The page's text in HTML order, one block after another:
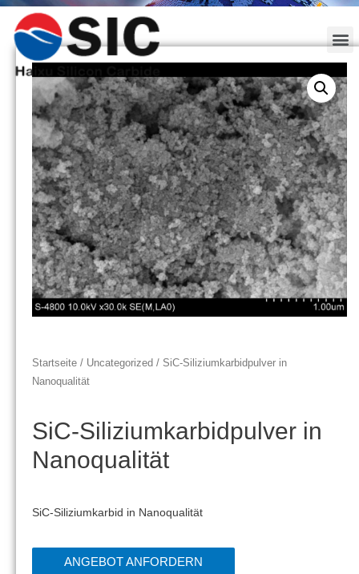
Startseite / Uncategorized / SiC-Siliziumkarbidpulver in
Nanoqualität
SiC-Siliziumkarbidpulver in
Nanoqualität
SiC-Siliziumkarbid in Nanoqualität
ANGEBOT ANFORDERN